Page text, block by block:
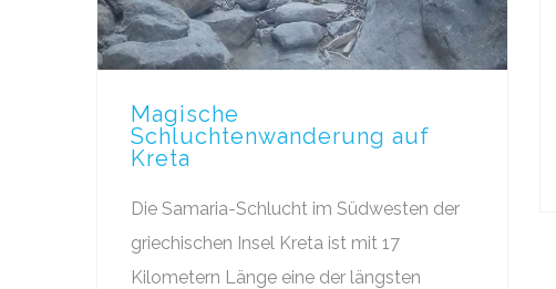
Magische
Schluchtenwanderung auf
Kreta
Die Samaria-Schlucht im Südwesten der
griechischen Insel Kreta ist mit 17
Kilometern Länge eine der längsten